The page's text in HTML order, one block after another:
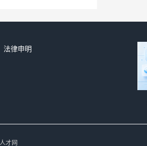
法律申明
才网